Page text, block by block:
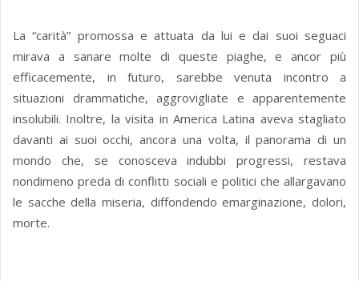
La “carità” promossa e attuata da lui e dai suoi seguaci
mirava a sanare molte di queste piaghe, e ancor più
efficacemente, in futuro, sarebbe venuta incontro a
situazioni drammatiche, aggrovigliate e apparentemente
insolubili. Inoltre, la visita in America Latina aveva stagliato
davanti ai suoi occhi, ancora una volta, il panorama di un
mondo che, se conosceva indubbi progressi, restava
nondimeno preda di conflitti sociali e politici che allargavano
le sacche della miseria, diffondendo emarginazione, dolori,
morte.